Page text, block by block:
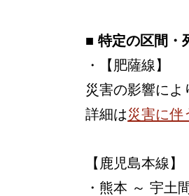
■ 特定の区間・
・【肥薩線】
災害の影響によ
詳細は災害に伴
【鹿児島本線】
・熊本 ～ 宇土